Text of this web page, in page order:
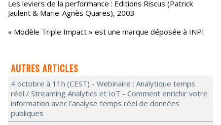
Les leviers de la performance : Editions Riscus (Patrick
Jaulent & Marie-Agnès Quares), 2003
« Modèle Triple Impact » est une marque déposée à INPI.
AUTRES ARTICLES
4 octobre à 11h (CEST) - Webinaire : Analytique temps
réel / Streaming Analytics et IoT - Comment enrichir votre
information avec l’analyse temps réel de données
publiques